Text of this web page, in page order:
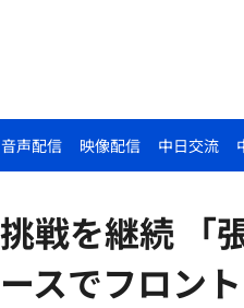
音声配信 映像配信 中日交流
戦を継続 「
スでフロン